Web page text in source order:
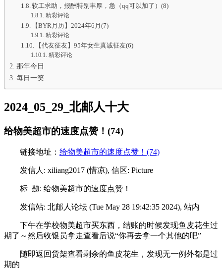
软工求助，报酬特别丰厚，急（qq可以加了）(8)
精彩评论
【BYR月历】2024年6月(7)
精彩评论
【代友征友】95年女生真诚征友(6)
精彩评论
那年今日
每日一笑
2024_05_29_北邮人十大
给物美超市的速度点赞！(74)
链接地址： 给物美超市的速度点赞！(74)
发信人: xiliang2017 (惜凉), 信区: Picture
标 题: 给物美超市的速度点赞！
发信站: 北邮人论坛 (Tue May 28 19:42:35 2024), 站内
下午在学校物美超市买东西，结账的时候发现鱼皮花生过
期了～然后收银员拿走查看后说“你再去拿一个其他的吧”
随即返回货架查看剩余的鱼皮花生，发现无一例外都是过
期的